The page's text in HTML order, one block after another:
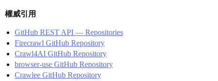
權威引用
GitHub REST API — Repositories
Firecrawl GitHub Repository
Crawl4AI GitHub Repository
browser-use GitHub Repository
Crawlee GitHub Repository